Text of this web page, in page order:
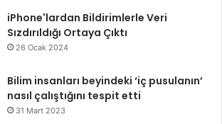
iPhone'lardan Bildirimlerle Veri
Sızdırıldığı Ortaya Çıktı
26 Ocak 2024
Bilim insanları beyindeki ‘iç pusulanın’
nasıl çalıştığını tespit etti
31 Mart 2023